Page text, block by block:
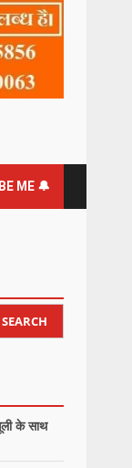
ME 🔔
SEARCH
के साथ